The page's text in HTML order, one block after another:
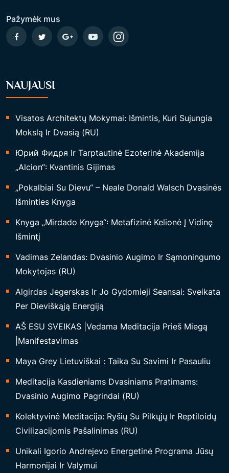
O
L
O
“
Pažymėk mus
NAUJAUSI
Visatos Architektų Mokymai: Išmintis, Kuri Sujungia
Mokslą Ir Dvasią (RU)
Юрий Фидря Ir Tarptautinė Ezoterinė Akademija
„Alcion“: Kvantinis Gijimas
„Pokalbiai Su Dievu“ – Neale Donald Walsch Dvasinės
Išminties Knyga
Knyga „Mirdado Knyga“: Metafizinė Kelionė Į Vidinę
Išmintį
Vadimas Zelandas: Dvasinio Augimo Ir Sąmoningumo
Mokytojas (RU)
Algirdas Jegerskas Ir Jo Gydomieji Seansai: Sveikata
Per Dieviškąją Energiją
AŠ ESU SVEIKAS |Vedama Meditacija Prieš Miegą
|Manifestavimas
Maya Grey Lietuviškai : Taika Su Savimi Ir Pasauliu
Meditacija Kasdieniams Dvasiniams Pratimams:
Dvasinio Augimo Pagrindai (RU)
Kolektyvinė Meditacija: Ryšių Su Pilkųjų Ir Reptiloidų
Civilizacijomis Pašalinimas (RU)
Unikali Igorio Andrejevo Energetinė Programa Jūsų
Harmonijai Ir Valymui